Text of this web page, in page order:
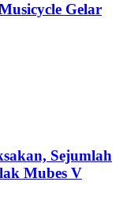
Gelar
Sejumlah
Mubes V